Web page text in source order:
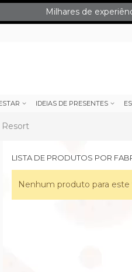
Milhares de
IDEIAS DE PRESENTES
Resort
LISTA DE PRODUTOS POR
Nenhum produto para este